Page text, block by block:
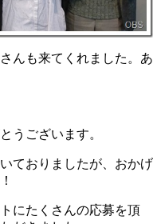
んも来てくれました。あ
うございます。
ておりましたが、おかげ
にたくさんの応募を頂